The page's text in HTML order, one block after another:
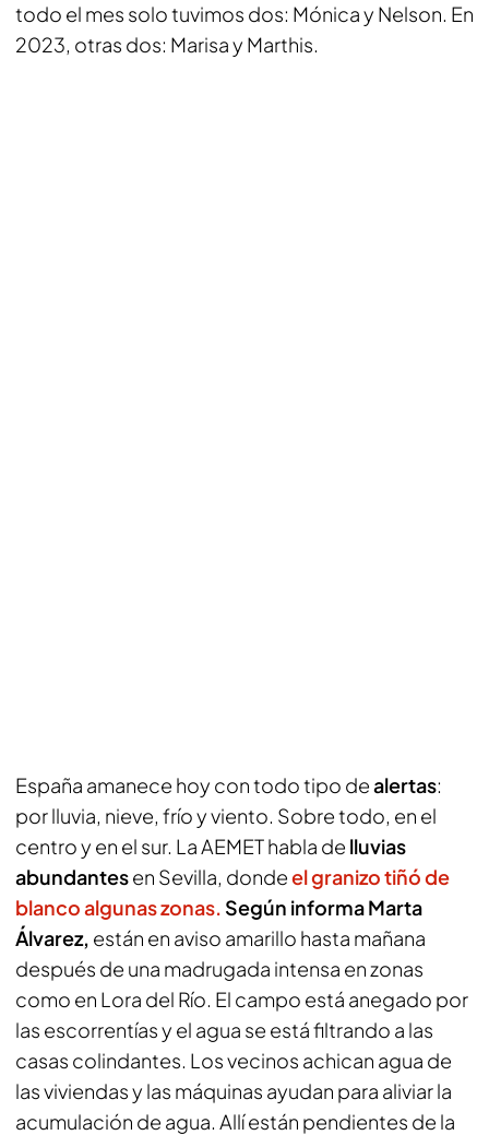
todo el mes solo tuvimos dos: Mónica y Nelson. En
2023, otras dos: Marisa y Marthis.
España amanece hoy con todo tipo dealertas:
por lluvia, nieve, frío y viento. Sobre todo, en el
centro y en el sur. La AEMET habla de lluvias
abundantesen Sevilla, dondeel granizo tiñó de
blanco algunas zonas. Según informa Marta
Álvarez, están en aviso amarillo hasta mañana
después de una madrugada intensa en zonas
como en Lora del Río. El campo está anegado por
las escorrentías y el agua se está filtrando a las
casas colindantes. Los vecinos achican agua de
las viviendas y las máquinas ayudan para aliviar la
acumulación de agua. Allí están pendientes de la